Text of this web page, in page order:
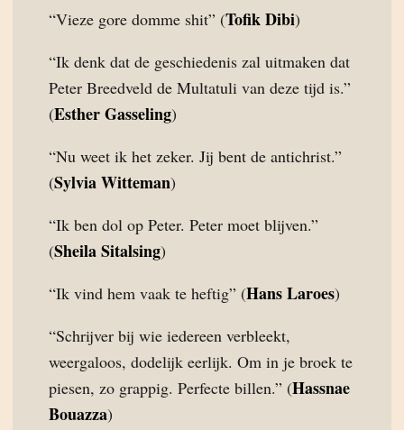
“Vieze gore domme shit” (Tofik Dibi)
“Ik denk dat de geschiedenis zal uitmaken dat
Peter Breedveld de Multatuli van deze tijd is.”
(Esther Gasseling)
“Nu weet ik het zeker. Jij bent de antichrist.”
(Sylvia Witteman)
“Ik ben dol op Peter. Peter moet blijven.”
(Sheila Sitalsing)
“Ik vind hem vaak te heftig” (Hans Laroes)
“Schrijver bij wie iedereen verbleekt,
weergaloos, dodelijk eerlijk. Om in je broek te
piesen, zo grappig. Perfecte billen.” (Hassnae
Bouazza)